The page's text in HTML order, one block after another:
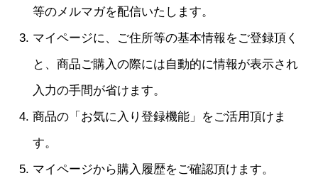
等のメルマガを配信いたします。
マイページに、ご住所等の基本情報をご登録頂く
と、商品ご購入の際には自動的に情報が表示され
入力の手間が省けます。
商品の「お気に入り登録機能」をご活用頂けま
す。
マイページから購入履歴をご確認頂けます。